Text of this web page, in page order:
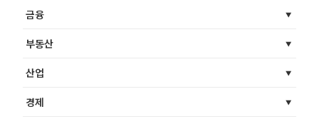
금융
부동산
산업
경제